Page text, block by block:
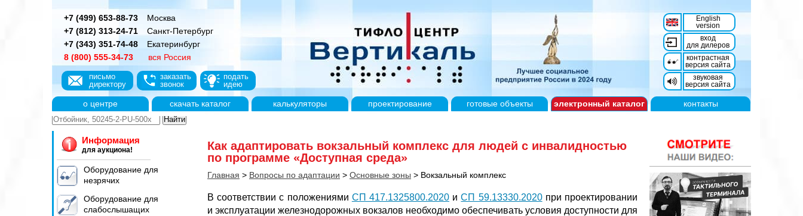
+7 (499) 653-88-73
Москва
+7 (812) 313-24-71
Санкт-Петербург
+7 (343) 351-74-48
Екатеринбург
8 (800) 555-34-73
вся Россия
письмо
директору
заказать
звонок
подать
идею
English
version
вход
для дилеров
контрастная
версия сайта
звуковая
версия сайта
о центре скачать каталог калькуляторы проектирование готовыеобъекты электронный каталог контакты
Как адаптировать вокзальный комплекс для людей с инвалидностью
по программе «Доступная среда»
Главная > Вопросы по адаптации > Основные зоны > Вокзальный комплекс
В соответствии с положениями СП 417.1325800.2020 иСП 59.13330.2020при проектировании
и эксплуатации железнодорожных вокзалов необходимо обеспечивать условия доступности для
Информация
для аукциона!
Оборудование для
незрячих
Оборудование для
слабослышащих